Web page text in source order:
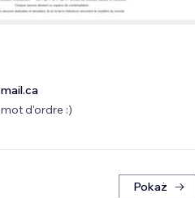
d'ordre :)
Pokaż